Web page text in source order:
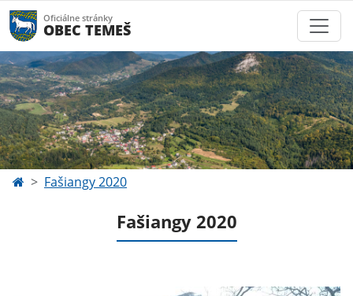
Oficiálne stránky
OBEC TEMEŠ
Fašiangy 2020
Fašiangy 2020